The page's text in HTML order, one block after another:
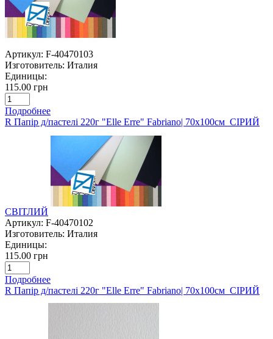
Артикул: F-40470103
Изготовитель: Италия
Единицы:
115.00 грн
Подробнее
R Папір д/пастелі 220г "Elle Erre" Fabriano| 70х100см СІРИЙ
СВІТЛИЙ
Артикул: F-40470102
Изготовитель: Италия
Единицы:
115.00 грн
Подробнее
R Папір д/пастелі 220г "Elle Erre" Fabriano| 70х100см СІРИЙ